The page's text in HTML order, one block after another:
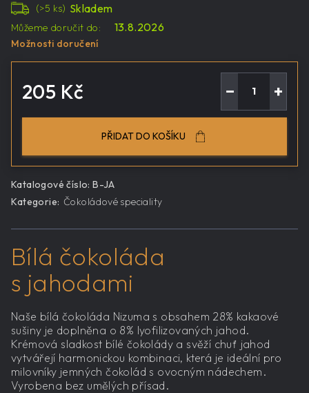
Skladem
(>5 ks)
Můžeme doručit do:
13.8.2026
Možnosti doručení
205 Kč +
−
PŘIDAT DO KOŠÍKU
Katalogové číslo: B-JA
Kategorie: Čokoládové speciality
Bílá čokoláda
s jahodami
Naše bílá čokoláda Nizuma s obsahem 28% kakaové
sušiny je doplněna o 8% lyofilizovaných jahod.
Krémová sladkost bílé čokolády a svěží chuť jahod
vytvářejí harmonickou kombinaci, která je ideální pro
milovníky jemných čokolád s ovocným nádechem.
Vyrobena bez umělých přísad.